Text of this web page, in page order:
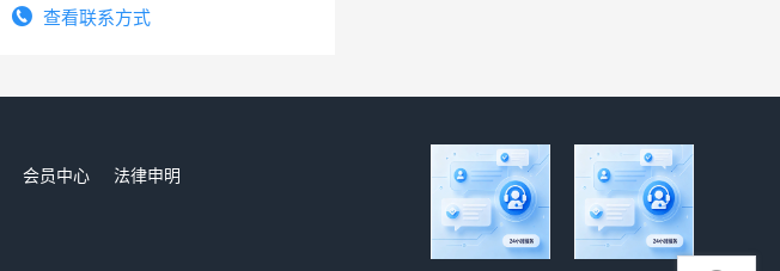
查看联系方式
会员中心
法律申明